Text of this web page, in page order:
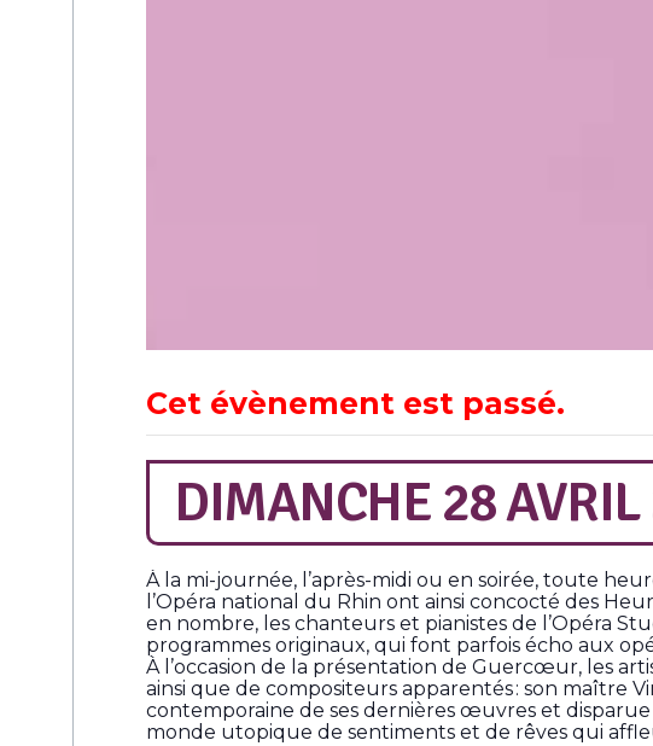
Cet évènement est passé.
DIMANCHE 28
À la mi-journée, l’après-midi ou en soirée, toute
l’Opéra national du Rhin ont ainsi concocté des
en nombre, les chanteurs et pianistes de l’Opéra
programmes originaux, qui font parfois écho aux
À l’occasion de la présentation de Guercœur, les
ainsi que de compositeurs apparentés : son maître
contemporaine de ses dernières œuvres et disparue
monde utopique de sentiments et de rêves qui